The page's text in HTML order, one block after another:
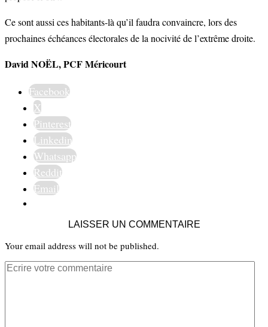
Ce sont aussi ces habitants-là qu’il faudra convaincre, lors des
prochaines échéances électorales de la nocivité de l’extrême droite.
David NOËL, PCF Méricourt
Facebook
X
Pinterest
Linkedin
Whatsapp
Reddit
Email
LAISSER UN COMMENTAIRE
Your email address will not be published.